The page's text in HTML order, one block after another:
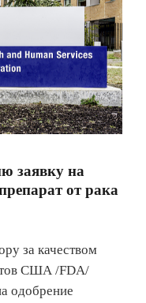
заявку на
от рака
за качеством
США /FDA/
одобрение